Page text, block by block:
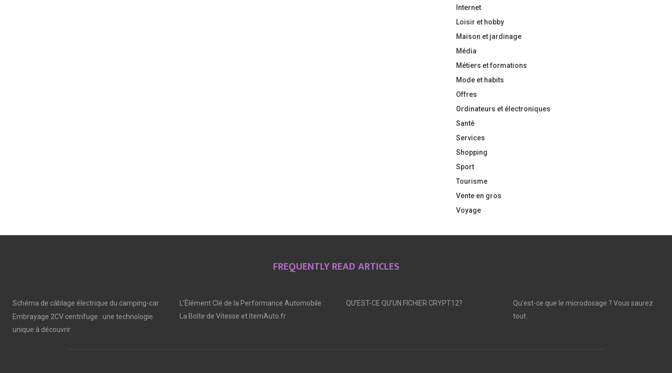
Internet
Loisir et hobby
Maison et jardinage
Média
Métiers et formations
Mode et habits
Offres
Ordinateurs et électroniques
Santé
Services
Shopping
Sport
Tourisme
Vente en gros
Voyage
FREQUENTLY READ ARTICLES
Schéma de câblage électrique du camping-car
Embrayage 2CV centrifuge : une technologie
unique à découvrir
L’Élément Clé de la Performance Automobile :
La Boîte de Vitesse et ItemAuto.fr
QU’EST-CE QU’UN FICHIER CRYPT12?
Qu’est-ce que le microdosage ? Vous saurez
tout.